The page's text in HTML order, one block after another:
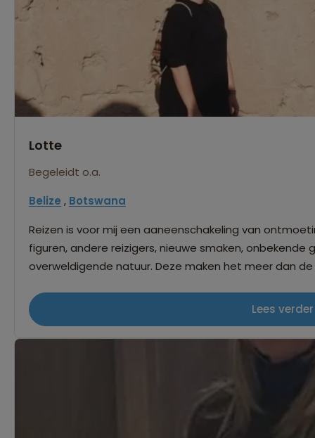
Spanje en Iran. En het aller leukste is om de passie
Lotte
Begeleidt o.a.
Belize , Botswana
Reizen is voor mij een aaneenschakeling van
figuren, andere reizigers, nieuwe smaken, onbekende
overweldigende natuur. Deze maken het meer dan
belevenissen waar ik zo graag verhalen over vertel.
herinnering is het allermooiste souvenir. Ik zie het dan ook als mijn taak om ervoor dat de reis die
we samen maken voor iedereen een prachtig
Lees verder